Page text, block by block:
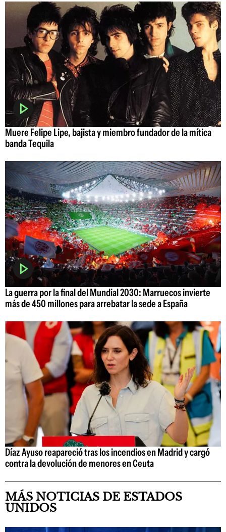
Muere Felipe Lipe, bajista y miembro fundador de la mítica
banda Tequila
La guerra por la final del Mundial 2030: Marruecos invierte
más de 450 millones para arrebatar la sede a España
Díaz Ayuso reapareció tras los incendios en Madrid y cargó
contra la devolución de menores en Ceuta
MÁS NOTICIAS DE ESTADOS
UNIDOS